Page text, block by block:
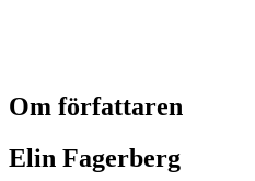
Om författaren
Elin Fagerberg